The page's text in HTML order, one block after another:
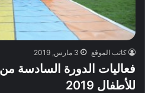
كاتب الموقع 3 مارس, 2019
فعاليات الدورة السادسة من
للأطفال 2019